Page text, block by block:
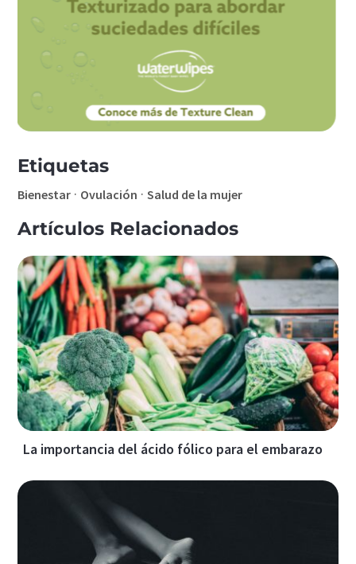
Etiquetas
Bienestar · Ovulación ·Salud de la mujer
Artículos Relacionados
La importancia del ácido fólico para el embarazo